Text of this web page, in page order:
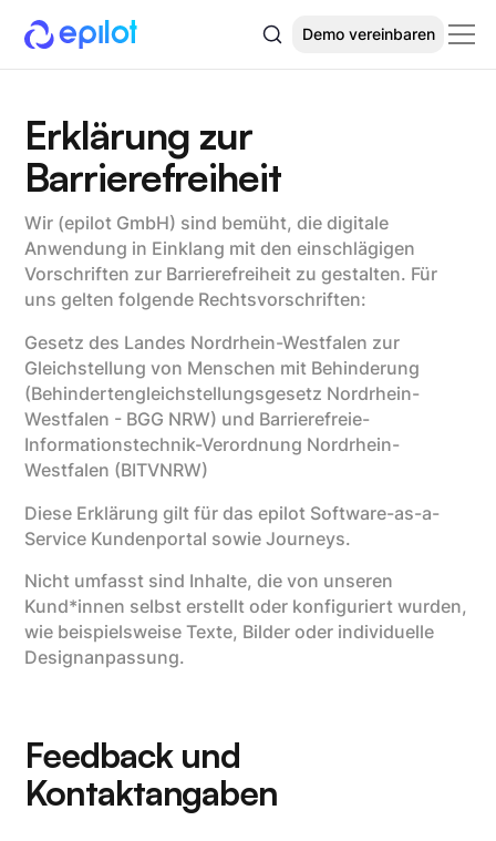
Demo vereinbaren
Erklärung zur
Barrierefreiheit
Wir (epilot GmbH) sind bemüht, die digitale
Anwendung in Einklang mit den einschlägigen
Vorschriften zur Barrierefreiheit zu gestalten. Für
uns gelten folgende Rechtsvorschriften:
Gesetz des Landes Nordrhein-Westfalen zur
Gleichstellung von Menschen mit Behinderung
(Behindertengleichstellungsgesetz Nordrhein-
Westfalen - BGG NRW) und Barrierefreie-
Informationstechnik-Verordnung Nordrhein-
Westfalen (BITVNRW)
Diese Erklärung gilt für das epilot Software-as-a-
Service Kundenportal sowie Journeys.
Nicht umfasst sind Inhalte, die von unseren
Kund*innen selbst erstellt oder konfiguriert wurden,
wie beispielsweise Texte, Bilder oder individuelle
Designanpassung.
Feedback und
Kontaktangaben